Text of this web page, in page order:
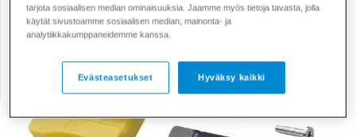
tarjota sosiaalisen median ominaisuuksia. Jaamme myös tietoja tavasta, jolla
käytät sivustoamme sosiaalisen median, mainonta- ja
analytiikkakumppaneidemme kanssa.
Hyväksy kaikki
Evästeasetukset